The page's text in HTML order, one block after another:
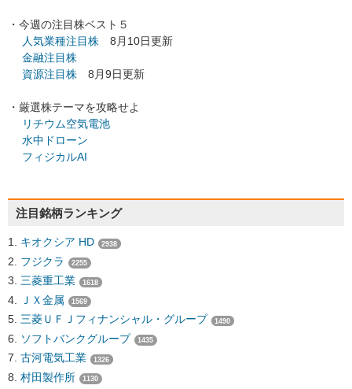
・今週の注目株ベスト５
人気業種注目株 8月10日更新
金融注目株
資源注目株 8月9日更新
・厳選株テーマを攻略せよ
リチウム空気電池
水中ドローン
フィジカルAI
注目銘柄ランキング
キオクシア HD 2938
フジクラ 2255
三菱重工業 1618
ＪＸ金属 1569
三菱ＵＦＪフィナンシャル・グループ 1490
ソフトバンクグループ 1435
古河電気工業 1326
村田製作所 1130